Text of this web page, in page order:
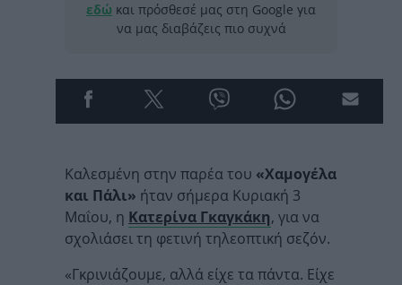
εδώ και πρόσθεσέ μας στη Google για
να μας διαβάζεις πιο συχνά
Καλεσμένη στην παρέα του «Χαμογέλα
και Πάλι» ήταν σήμερα Κυριακή 3
Μαΐου, η Κατερίνα Γκαγκάκη, για να
σχολιάσει τη φετινή τηλεοπτική σεζόν.
«Γκρινιάζουμε, αλλά είχε τα πάντα. Είχε